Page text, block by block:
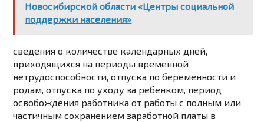
Новосибирской области «Центры социальной
поддержки населения»
сведения о количестве календарных дней,
приходящихся на периоды временной
нетрудоспособности, отпуска по беременности и
родам, отпуска по уходу за ребенком, период
освобождения работника от работы с полным или
частичным сохранением заработной платы в